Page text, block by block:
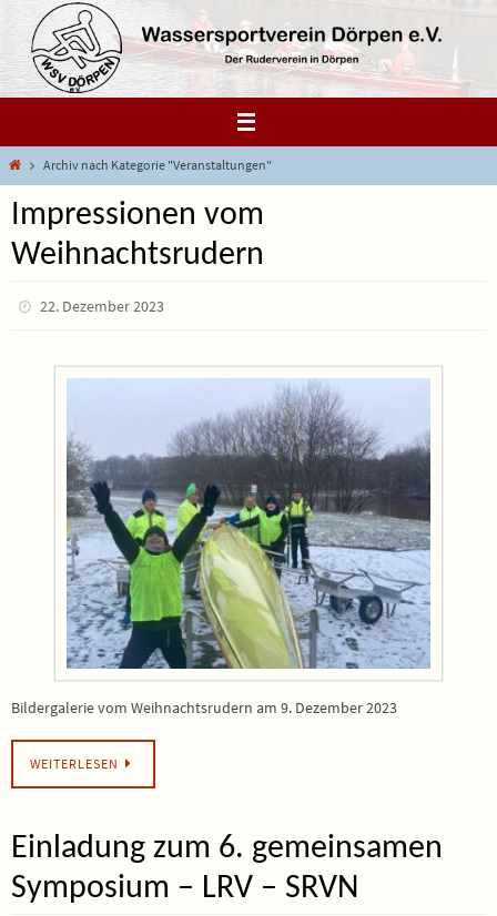
Zum
Inhalt
springen
StartArchiv nach Kategorie "Veranstaltungen"
Impressionen vom
Weihnachtsrudern
22. Dezember 2023
Bildergalerie vom Weihnachtsrudern am 9. Dezember 2023
WEITERLESEN
Einladung zum 6. gemeinsamen
Symposium – LRV – SRVN